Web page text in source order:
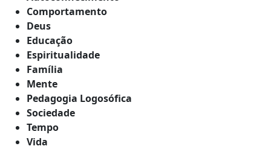
Comportamento
Deus
Educação
Espiritualidade
Família
Mente
Pedagogia Logosófica
Sociedade
Tempo
Vida